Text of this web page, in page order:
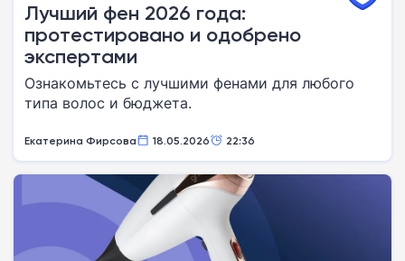
Лучший фен 2026 года:
протестировано и одобрено
экспертами
Ознакомьтесь с лучшими фенами для любого
типа волос и бюджета.
Екатерина Фирсова 18.05.2026 22:36